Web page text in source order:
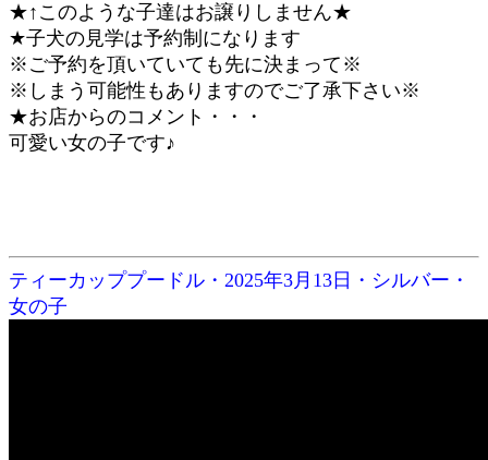
★↑このような子達はお譲りしません★
★子犬の見学は予約制になります
※ご予約を頂いていても先に決まって※
※しまう可能性もありますのでご了承下さい※
★お店からのコメント・・・
可愛い女の子です♪
ティーカッププードル・2025年3月13日・シルバー・
女の子